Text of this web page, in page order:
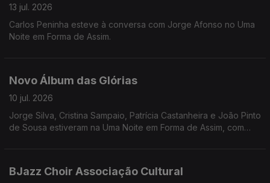
13 jul. 2026
Carlos Peninha esteve à conversa com Jorge Afonso no Uma
Noite em Forma de Assim.
Novo Álbum das Glórias
10 jul. 2026
Jorge Silva, Cristina Sampaio, Patrícia Castanheira e João Pinto
de Sousa estiveram na Uma Noite em Forma de Assim, com
BJazz Choir Associação Cultural